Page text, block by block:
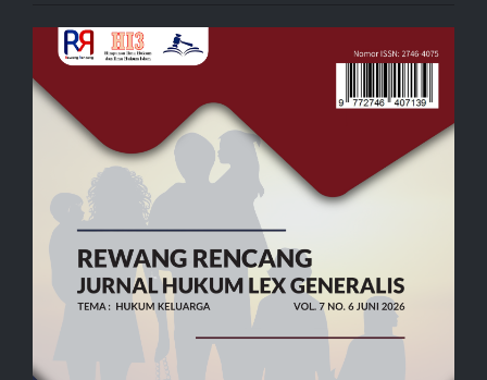
Bilah
Samping
Artikel